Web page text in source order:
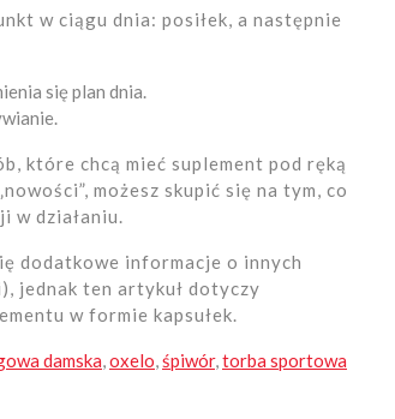
w ciągu dnia: posiłek, a następnie
się plan dnia.
które chcą mieć suplement pod ręką
możesz skupić się na tym, co
w działaniu.
dodatkowe informacje o innych
jednak ten artykuł dotyczy
w formie kapsułek.
damska,oxelo,śpiwór,torba sportowa